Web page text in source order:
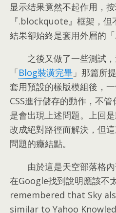
显示结果竟然不起作用，
『.blockquote』框架， 但
結果卻始終是套用外層的
之後又做了一些測試 ，
「Blog裝潢完畢 」那篇所
套用預設的樣版模組後 ，
CSS進行儲存的動作 ， 不管
是會出現上述問題。 上回
改成絕對路徑而解決 ， 但
問題的癥結點。
由於這是天空部落格內
在Google找到說明應該不
remembered that Sky
similar to Yahoo